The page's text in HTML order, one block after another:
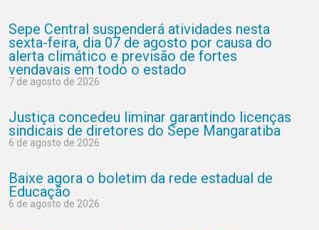
Sepe Central suspenderá atividades nesta
sexta-feira, dia 07 de agosto por causa do
alerta climático e previsão de fortes
vendavais em todo o estado
7 de agosto de 2026
Justiça concedeu liminar garantindo licenças
sindicais de diretores do Sepe Mangaratiba
6 de agosto de 2026
Baixe agora o boletim da rede estadual de
Educação
6 de agosto de 2026